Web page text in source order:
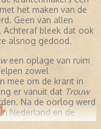
het maken van de
Geen van allen
bleek dat ook
alsnog gedood.
een oplage van ruim
zowel
mee om de krant in
er vanuit dat Trouw
Na de oorlog werd
Nederland en de
Partij (ARP).